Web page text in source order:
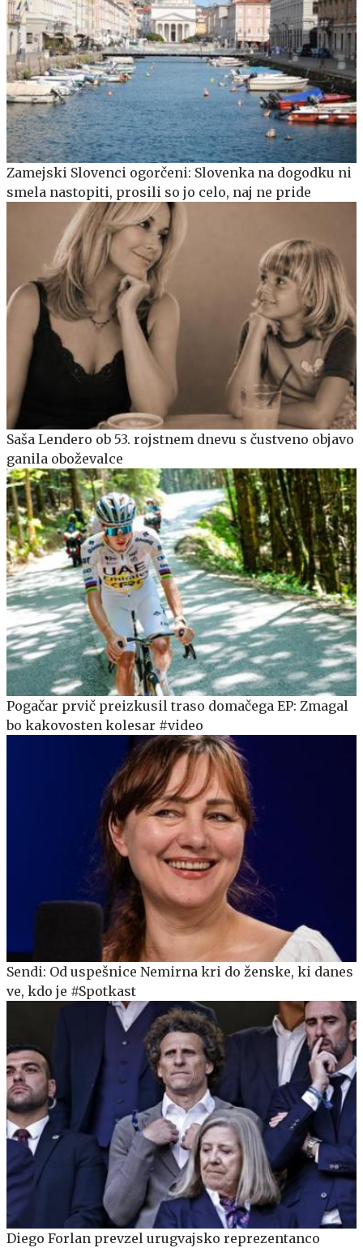
Zamejski Slovenci ogorčeni: Slovenka na dogodku ni
smela nastopiti, prosili so jo celo, naj ne pride
Saša Lendero ob 53. rojstnem dnevu s čustveno objavo
ganila oboževalce
Pogačar prvič preizkusil traso domačega EP: Zmagal
bo kakovosten kolesar #video
Sendi: Od uspešnice Nemirna kri do ženske, ki danes
ve, kdo je #Spotkast
Diego Forlan prevzel urugvajsko reprezentanco